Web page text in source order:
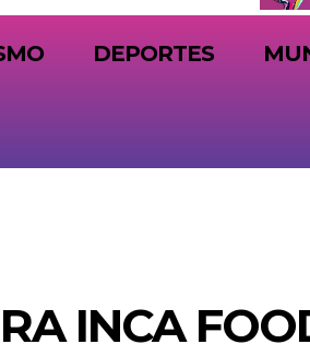
DEPORTES
INCA